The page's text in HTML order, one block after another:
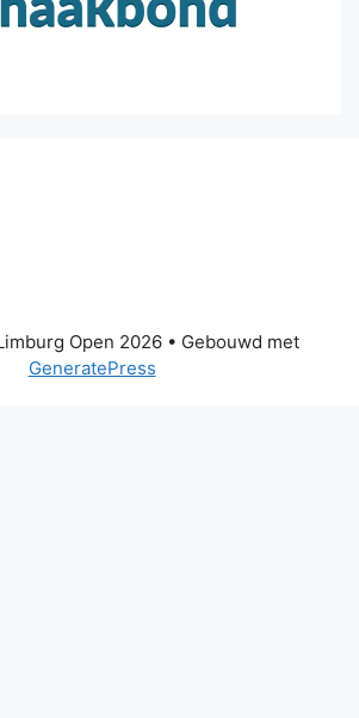
Open 2026• Gebouwd met
GeneratePress